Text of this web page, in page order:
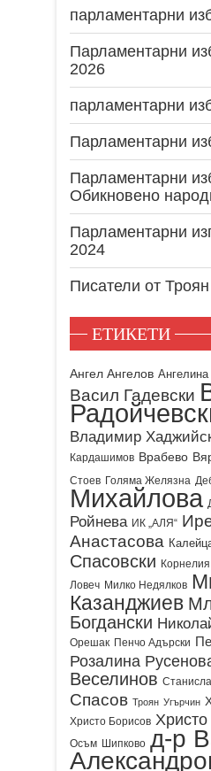
парламентарни
Парламентарни
2026
парламентарни
Парламентарни
Парламентарни
Обикновено
Парламентарни
2024
Писатели от Троян
ЕТИКЕТИ
Ангел Ангелов
Васил Гадевски
Владимир
Кардашимов Врабево
Стоев Голяма Желязна
Михайлова
Ройнева ИК „АЛЯ“
Анастасова
Спасовски
Ловеч Милко Недялков
Казанджиев
Богдански
Орешак Пенчо Адърски
Розалина
Веселинов
Спасов Троян Угърчин
Христо Борисов Христо
Осъм
Шипково д-р